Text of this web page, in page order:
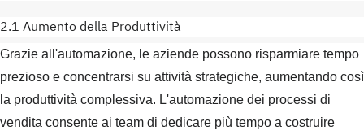
2.1 Aumento della Produttività
Grazie all'automazione, le aziende possono risparmiare tempo
prezioso e concentrarsi su attività strategiche, aumentando così
la produttività complessiva. L'automazione dei processi di
vendita consente ai team di dedicare più tempo a costruire